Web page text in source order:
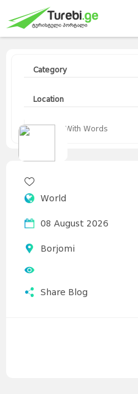
Category
Travellers
Diary
Curorts
Europe
Georgia
Location
World
08 August 2026
Borjomi
Share Blog